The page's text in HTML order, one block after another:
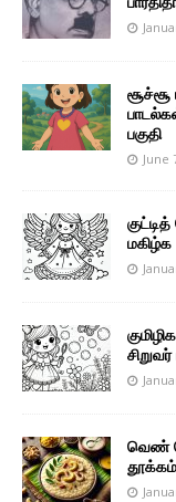
சூச்சூ
பகுதி
June
மகிழ்க
சிறுவர்
வெண்